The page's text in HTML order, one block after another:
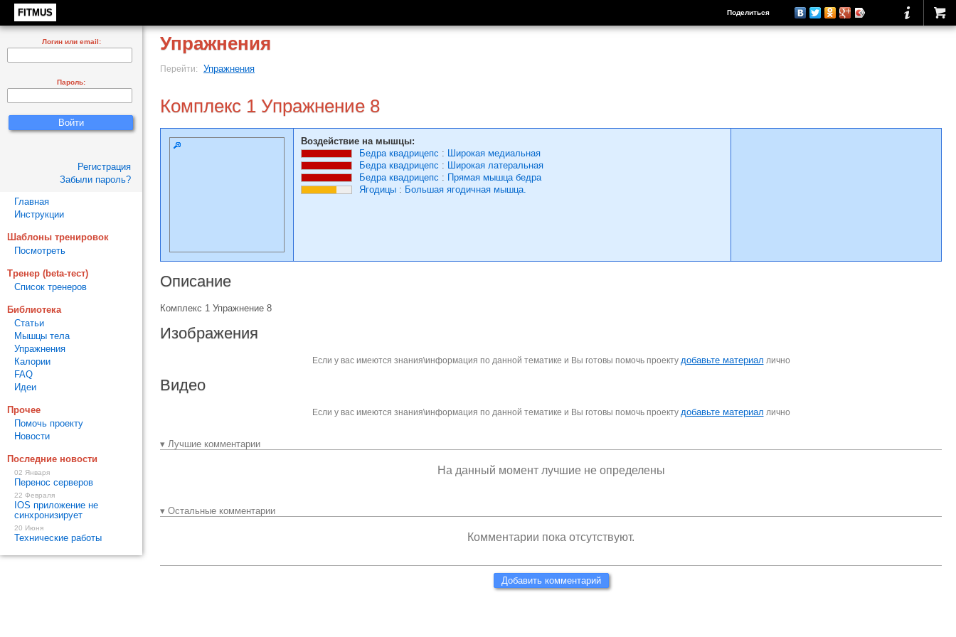
FITMUS Поделиться
Упражнения
Перейти: Упражнения
Комплекс 1 Упражнение 8
Воздействие на мышцы:
Бедра квадрицепс : Широкая медиальная
Бедра квадрицепс : Широкая латеральная
Бедра квадрицепс : Прямая мышца бедра
Ягодицы : Большая ягодичная мышца.
Описание
Комплекс 1 Упражнение 8
Изображения
Если у вас имеются знания\информация по данной тематике и Вы готовы помочь проекту добавьте материал лично
Видео
Если у вас имеются знания\информация по данной тематике и Вы готовы помочь проекту добавьте материал лично
▾ Лучшие комментарии
На данный момент лучшие не определены
▾ Остальные комментарии
Комментарии пока отсутствуют.
Добавить комментарий
Логин или email:
Пароль:
Регистрация
Забыли пароль?
Главная
Инструкции
Шаблоны тренировок
Посмотреть
Тренер (beta-тест)
Список тренеров
Библиотека
Статьи
Мышцы тела
Упражнения
Калории
FAQ
Идеи
Прочее
Помочь проекту
Новости
Последние новости
02 Января
Перенос серверов
22 Февраля
IOS приложение не
синхронизирует
20 Июня
Технические работы